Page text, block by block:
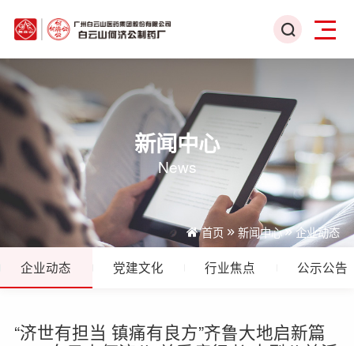
新闻中心
News
首页 新闻中心 企业动态
企业动态 党建文化 行业焦点 公示公告
“济世有担当 镇痛有良方”齐鲁大地启新篇